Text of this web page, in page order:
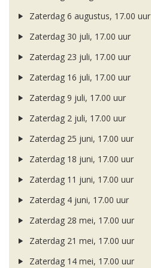
Zaterdag 6 augustus, 17.00 uur
Zaterdag 30 juli, 17.00 uur
Zaterdag 23 juli, 17.00 uur
Zaterdag 16 juli, 17.00 uur
Zaterdag 9 juli, 17.00 uur
Zaterdag 2 juli, 17.00 uur
Zaterdag 25 juni, 17.00 uur
Zaterdag 18 juni, 17.00 uur
Zaterdag 11 juni, 17.00 uur
Zaterdag 4 juni, 17.00 uur
Zaterdag 28 mei, 17.00 uur
Zaterdag 21 mei, 17.00 uur
Zaterdag 14 mei, 17.00 uur